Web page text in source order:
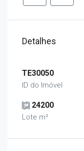
Detalhes
TE30050
ID do Imóvel
24200
Lote m²